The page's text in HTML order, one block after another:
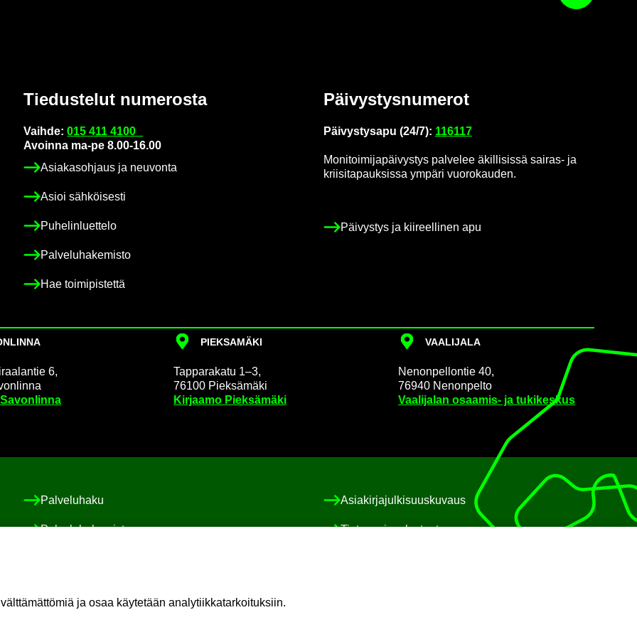
Tie­dus­te­lut nu­me­ros­ta
Vaih­de:015 411 4100
Avoin­na ma-pe 8.00-16.00
Asia­kas­oh­jaus ja neu­von­ta
Asioi säh­köi­ses­ti
Pu­he­lin­luet­te­lo
Pal­ve­lu­ha­ke­mis­to
Hae toi­mi­pis­tet­tä
Päi­vys­tys­nu­me­rot
Päi­vys­tys­a­pu (24/7): 116117
Mo­ni­toi­mi­ja­päi­vys­tys pal­ve­lee äkil­li­sis­sä sairas-​ ja
krii­si­ta­pauk­sis­sa ym­pä­ri vuo­ro­kau­den.
Päi­vys­tys ja kii­reel­li­nen apu
6,
PIEK­SA­MÄ­KI
Tap­pa­ra­ka­tu 1–3,
76100 Piek­sä­mä­ki
Kir­jaa­mo Piek­sä­mä­ki
VAA­LI­JA­LA
Ne­non­pel­lon­tie 40,
76940 Ne­non­pel­to
Vaa­li­ja­lan osaamis-​ ja tu­ki­kes­kus
Pal­ve­lu­ha­ku
Pal­ve­lu­ha­ke­mis­to
Asia­kir­ja­jul­ki­suus­ku­vaus
Tie­to­suo­ja­se­los­teet
ja osaa käy­te­tään ana­ly­tiik­ka­tar­koi­tuk­siin.